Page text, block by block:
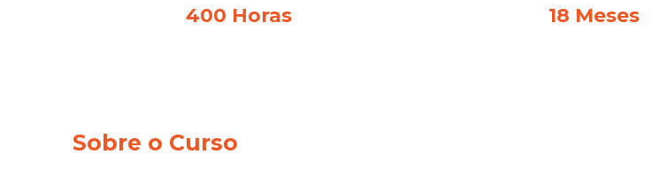
400 Horas 18 Meses
Sobre o Curso